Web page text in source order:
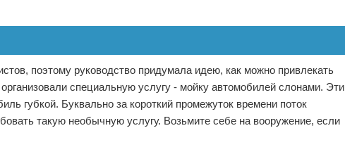
поэтому руководство придумала идею, как можно привлекать
специальную услугу - мойку автомобилей слонами. Эти
губкой. Буквально за короткий промежуток времени поток
такую необычную услугу. Возьмите себе на вооружение, если